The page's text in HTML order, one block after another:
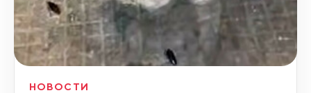
НОВОСТИ